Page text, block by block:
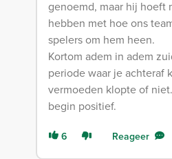
genoemd, maar hij hoeft
hebben met hoe ons
spelers om hem heen.
Kortom adem in adem
periode waar je achteraf
vermoeden klopte of
begin positief.
6 Reageer